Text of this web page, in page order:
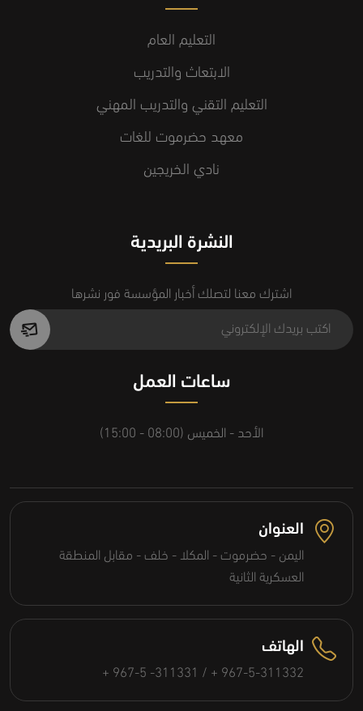
التعليم العام
الابتعاث والتدريب
التعليم التقني والتدريب المهني
معهد حضرموت للغات
نادي الخريجين
النشرة البريدية
اشترك معنا لتصلك أخبار المؤسسة فور نشرها
ساعات العمل
الأحد - الخميس (08:00 - 15:00)
العنوان
اليمن - حضرموت - المكلا - خلف - مقابل المنطقة
العسكرية الثانية
الهاتف
+ 967-5 -311331 / + 967-5-311332